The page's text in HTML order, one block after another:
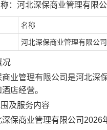
： 河北深保商业管理有限
名称
河北深保商业管理有限公司
况
业管理有限公司是河北深
店经营。
及服务内容
深保商业管理有限公司 2026